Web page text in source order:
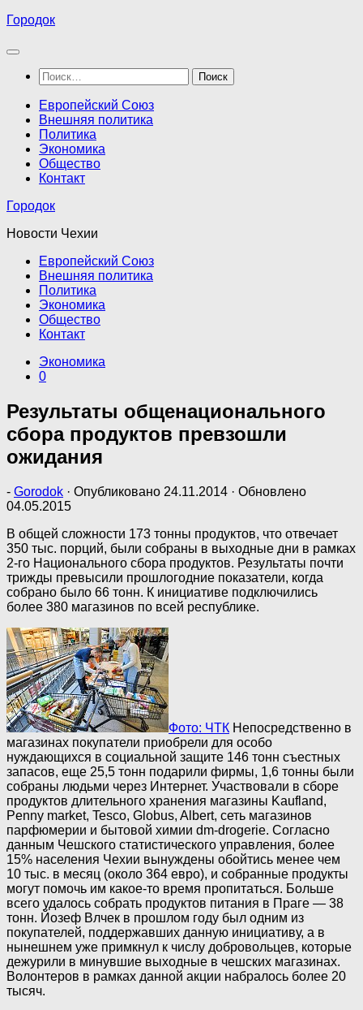
Перейти
содержимому
Городок
Найти:
Европейский Союз
Внешняя политика
Политика
Экономика
Общество
Контакт
Городок
Новости Чехии
Европейский Союз
Внешняя политика
Политика
Экономика
Общество
Контакт
Экономика
0
Результаты общенационального
сбора продуктов превзошли
ожидания
- Gorodok · Опубликовано 24.11.2014 · Обновлено
04.05.2015
В общей сложности 173 тонны продуктов, что отвечает
350 тыс. порций, были собраны в выходные дни в рамках
2-го Национального сбора продуктов. Результаты почти
трижды превысили прошлогодние показатели, когда
собрано было 66 тонн. К инициативе подключились
более 380 магазинов по всей республике.
Фото: ЧТК Непосредственно в
магазинах покупатели приобрели для особо
нуждающихся в социальной защите 146 тонн съестных
запасов, еще 25,5 тонн подарили фирмы, 1,6 тонны были
собраны людьми через Интернет. Участвовали в сборе
продуктов длительного хранения магазины Kaufland,
Penny market, Tesco, Globus, Albert, сеть магазинов
парфюмерии и бытовой химии dm-drogerie. Согласно
данным Чешского статистического управления, более
15% населения Чехии вынуждены обойтись менее чем
10 тыс. в месяц (около 364 евро), и собранные продукты
могут помочь им какое-то время пропитаться. Больше
всего удалось собрать продуктов питания в Праге — 38
тонн. Йозеф Влчек в прошлом году был одним из
покупателей, поддержавших данную инициативу, а в
нынешнем уже примкнул к числу добровольцев, которые
дежурили в минувшие выходные в чешских магазинах.
Волонтеров в рамках данной акции набралось более 20
тысяч.